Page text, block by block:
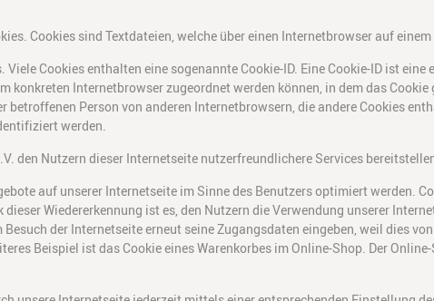
Cookies sind Textdateien, welche über einen Internetbrowser auf
Cookies enthalten eine sogenannte Cookie-ID. Eine Cookie-ID ist
konkreten Internetbrowser zugeordnet werden können, in dem das
betroffenen Person von anderen Internetbrowsern, die andere Cookies
werden.
den Nutzern dieser Internetseite nutzerfreundlichere Services
auf unserer Internetseite im Sinne des Benutzers optimiert werden.
Wiedererkennung ist es, den Nutzern die Verwendung unserer
der Internetseite erneut seine Zugangsdaten eingeben, weil dies
Beispiel ist das Cookie eines Warenkorbes im Online-Shop. Der